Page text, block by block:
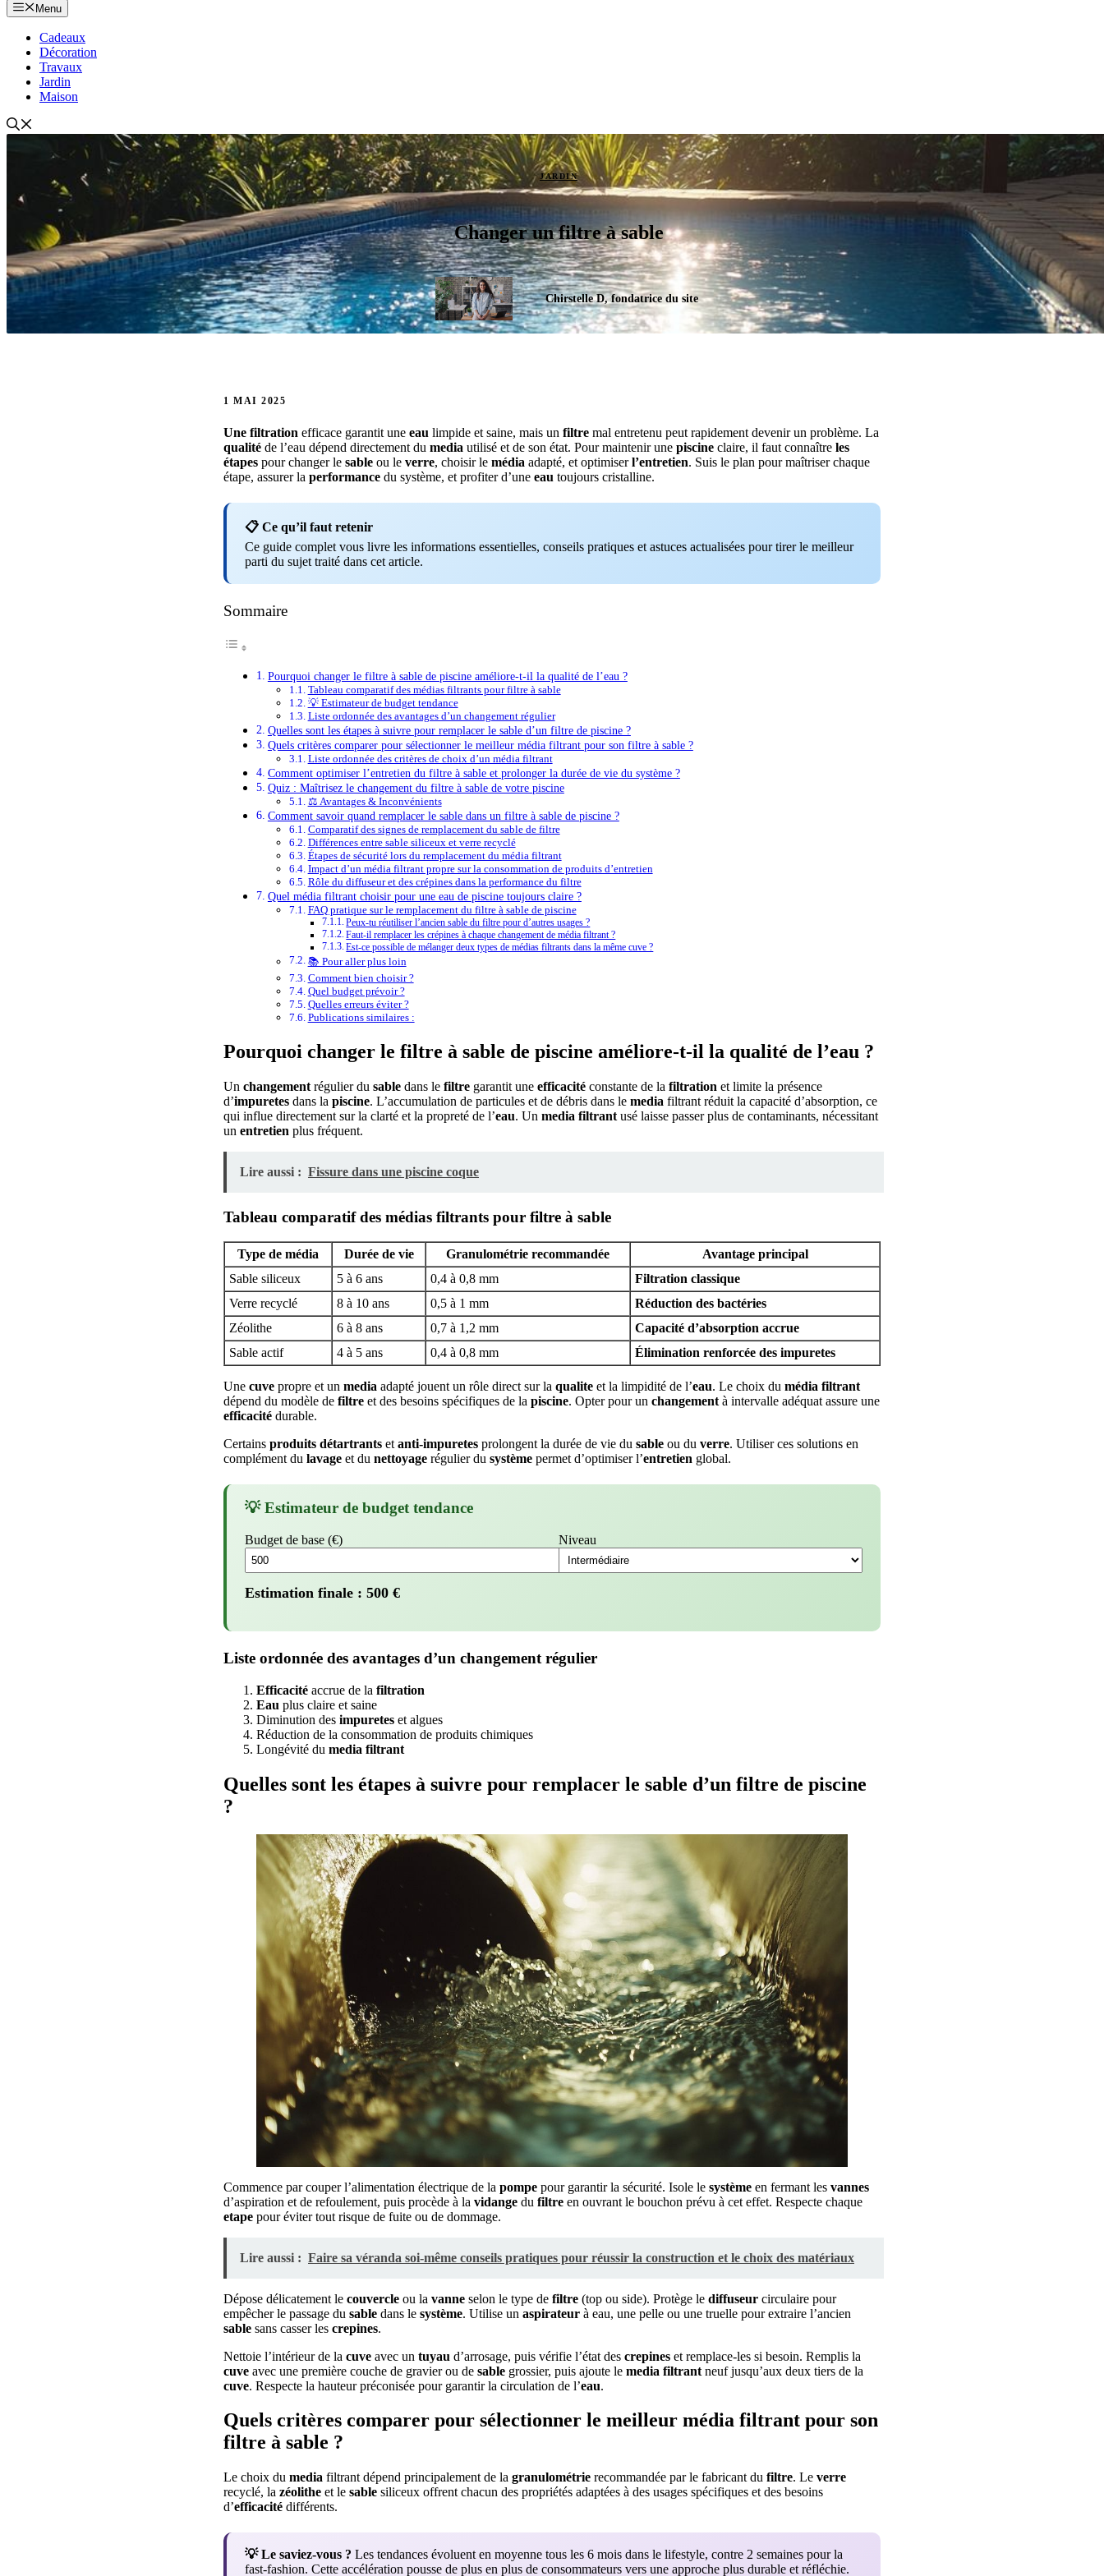
Menu
Cadeaux
Décoration
Travaux
Jardin
Maison
JARDIN
Changer un filtre à sable
Chirstelle D, fondatrice du site
1 MAI 2025
Une filtration efficace garantit une eau limpide et saine, mais un filtre mal entretenu peut rapidement devenir un problème. La
qualité de l’eau dépend directement du media utilisé et de son état. Pour maintenir une piscine claire, il faut connaître les
étapes pour changer le sable ou le verre, choisir le média adapté, et optimiserl’entretien. Suis le plan pour maîtriser chaque
étape, assurer la performance du système, et profiter d’une eau toujours cristalline.
📋 Ce qu’il faut retenir
Ce guide complet vous livre les informations essentielles, conseils pratiques et astuces actualisées pour tirer le meilleur
parti du sujet traité dans cet article.
Sommaire
Pourquoi changer le filtre à sable de piscine améliore-t-il la qualité de l’eau ?
Tableau comparatif des médias filtrants pour filtre à sable
💡 Estimateur de budget tendance
Liste ordonnée des avantages d’un changement régulier
Quelles sont les étapes à suivre pour remplacer le sable d’un filtre de piscine ?
Quels critères comparer pour sélectionner le meilleur média filtrant pour son filtre à sable ?
Liste ordonnée des critères de choix d’un média filtrant
Comment optimiser l’entretien du filtre à sable et prolonger la durée de vie du système ?
Quiz : Maîtrisez le changement du filtre à sable de votre piscine
⚖️ Avantages & Inconvénients
Comment savoir quand remplacer le sable dans un filtre à sable de piscine ?
Comparatif des signes de remplacement du sable de filtre
Différences entre sable siliceux et verre recyclé
Étapes de sécurité lors du remplacement du média filtrant
Impact d’un média filtrant propre sur la consommation de produits d’entretien
Rôle du diffuseur et des crépines dans la performance du filtre
Quel média filtrant choisir pour une eau de piscine toujours claire ?
FAQ pratique sur le remplacement du filtre à sable de piscine
Peux-tu réutiliser l’ancien sable du filtre pour d’autres usages ?
Faut-il remplacer les crépines à chaque changement de média filtrant ?
Est-ce possible de mélanger deux types de médias filtrants dans la même cuve ?
📚 Pour aller plus loin
Comment bien choisir ?
Quel budget prévoir ?
Quelles erreurs éviter ?
Publications similaires :
Pourquoi changer le filtre à sable de piscine améliore-t-il la qualité de l’eau ?
Un changement régulier du sable dans le filtre garantit une efficacité constante de la filtration et limite la présence
d’impuretes dans la piscine. L’accumulation de particules et de débris dans le media filtrant réduit la capacité d’absorption, ce
qui influe directement sur la clarté et la propreté de l’eau. Un media filtrant usé laisse passer plus de contaminants, nécessitant
un entretien plus fréquent.
Lire aussi : Fissure dans une piscine coque
Tableau comparatif des médias filtrants pour filtre à sable
Type de média Durée de vie Granulométrie recommandée
Avantage principal
Sable siliceux
5 à 6 ans 0,4 à 0,8 mm
Filtration classique
Verre recyclé
8 à 10 ans 0,5 à 1 mm
Réduction des bactéries
Zéolithe
6 à 8 ans 0,7 à 1,2 mm
Capacité d’absorption accrue
Sable actif
4 à 5 ans 0,4 à 0,8 mm Élimination renforcée des impuretes
Une cuve propre et un media adapté jouent un rôle direct sur la qualite et la limpidité de l’eau. Le choix du média filtrant
dépend du modèle de filtre et des besoins spécifiques de la piscine. Opter pour un changement à intervalle adéquat assure une
efficacité durable.
Certains produits détartrants et anti-impuretes prolongent la durée de vie du sable ou du verre. Utiliser ces solutions en
complément du lavage et du nettoyage régulier du système permet d’optimiser l’entretien global.
💡 Estimateur de budget tendance
Budget de base (€) Niveau
Estimation finale : 500 €
Liste ordonnée des avantages d’un changement régulier
Efficacité accrue de la filtration
Eau plus claire et saine
Diminution des impuretes et algues
Réduction de la consommation de produits chimiques
Longévité du media filtrant
Quelles sont les étapes à suivre pour remplacer le sable d’un filtre de piscine
?
Commence par couper l’alimentation électrique de la pompe pour garantir la sécurité. Isole le système en fermant les vannes
d’aspiration et de refoulement, puis procède à la vidange du filtre en ouvrant le bouchon prévu à cet effet. Respecte chaque
etape pour éviter tout risque de fuite ou de dommage.
Lire aussi : Faire sa véranda soi-même conseils pratiques pour réussir la construction et le choix des matériaux
Dépose délicatement le couvercle ou la vanne selon le type de filtre (top ou side). Protège le diffuseur circulaire pour
empêcher le passage du sable dans le système. Utilise un aspirateur à eau, une pelle ou une truelle pour extraire l’ancien
sable sans casser les crepines.
Nettoie l’intérieur de la cuve avec un tuyau d’arrosage, puis vérifie l’état des crepines et remplace-les si besoin. Remplis la
cuve avec une première couche de gravier ou de sable grossier, puis ajoute le media filtrant neuf jusqu’aux deux tiers de la
cuve. Respecte la hauteur préconisée pour garantir la circulation de l’eau.
Quels critères comparer pour sélectionner le meilleur média filtrant pour son
filtre à sable ?
Le choix du media filtrant dépend principalement de la granulométrie recommandée par le fabricant du filtre. Le verre
recyclé, la zéolithe et le sable siliceux offrent chacun des propriétés adaptées à des usages spécifiques et des besoins
d’efficacité différents.
💡 Le saviez-vous ? Les tendances évoluent en moyenne tous les 6 mois dans le lifestyle, contre 2 semaines pour la
fast-fashion. Cette accélération pousse de plus en plus de consommateurs vers une approche plus durable et réfléchie.